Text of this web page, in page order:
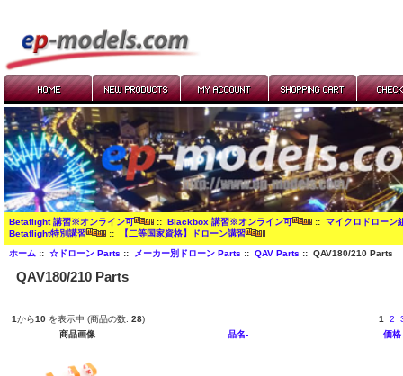
Betaflight 講習※オンライン可 :: Blackbox 講習※オンライン可 :: マイクロドローン
Betaflight特別講習
:: 【二等国家資格】ドローン講習
ホーム:: ☆ドローン Parts :: メーカー別ドローン Parts :: QAV Parts :: QAV180/210 Parts
QAV180/210 Parts
1から10 を表示中 (商品の数: 28) 1 2
商品画像
品名- 価格